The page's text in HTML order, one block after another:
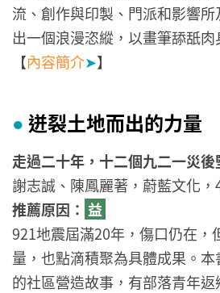
流、創作與印製、門派和影響
出一個浪漫恣縱，以畫筆舔舐肉
【內容簡介➤】
● 迸裂土地而出的力量
走過二十年，十二個九二一災
謝志誠、陳鳳麗著，蔚藍文化，
推薦原因： 益
921地震屆滿20年，傷口仍在，
量，也點滴積聚為具體成果。
的社區營造故事，有部落青年